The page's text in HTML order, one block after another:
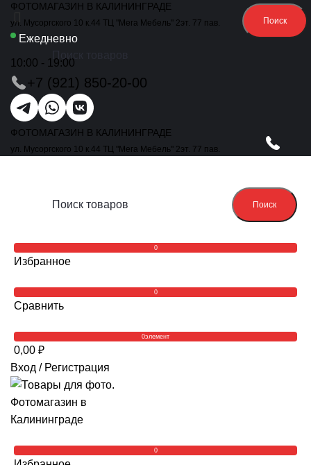
ФОТОМАГАЗИН В КАЛИНИНГРАДЕ
ул. Мусоргского 10 к.44 ТЦ "Мега Мебель" 2эт. 77 пав.
Ежедневно
10:00 - 19:00
+7 (921) 850-20-00
ФОТОМАГАЗИН В КАЛИНИНГРАДЕ
ул. Мусоргского 10 к.44 ТЦ "Мега Мебель" 2эт. 77 пав.
Поиск
0
Избранное
0
Сравнить
0элемент
0,00 ₽
Вход / Регистрация
0
Поиск